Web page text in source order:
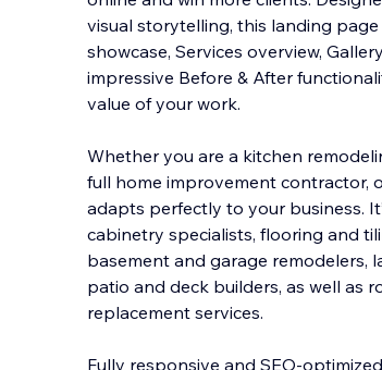
visual storytelling, this landing
showcase, Services overview,
impressive Before & After
value of your work.
Whether you are a kitchen
full home improvement contractor,
adapts perfectly to your business.
cabinetry specialists, flooring and
basement and garage remodelers,
patio and deck builders, as well as
replacement services.
Fully responsive and SEO-